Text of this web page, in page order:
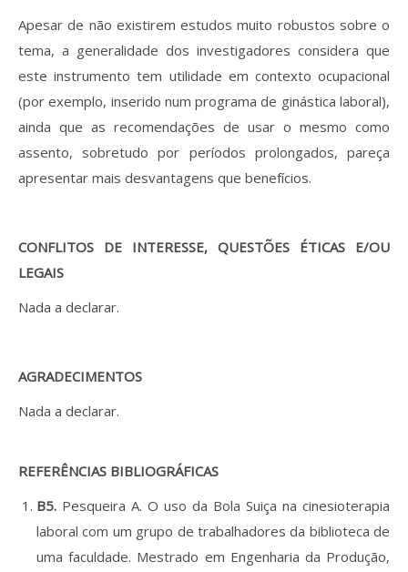
Apesar de não existirem estudos muito robustos sobre o
tema, a generalidade dos investigadores considera que
este instrumento tem utilidade em contexto ocupacional
(por exemplo, inserido num programa de ginástica laboral),
ainda que as recomendações de usar o mesmo como
assento, sobretudo por períodos prolongados, pareça
apresentar mais desvantagens que benefícios.
CONFLITOS DE INTERESSE, QUESTÕES ÉTICAS E/OU
LEGAIS
Nada a declarar.
AGRADECIMENTOS
Nada a declarar.
REFERÊNCIAS BIBLIOGRÁFICAS
B5. Pesqueira A. O uso da Bola Suiça na cinesioterapia
laboral com um grupo de trabalhadores da biblioteca de
uma faculdade. Mestrado em Engenharia da Produção,